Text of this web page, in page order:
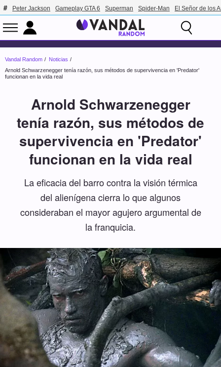
Peter Jackson Gameplay GTA 6 Superman Spider-Man El Señor de los
Vandal Random
Noticias
Arnold Schwarzenegger tenía razón, sus métodos de supervivencia en 'Predator'
funcionan en la vida real
Arnold Schwarzenegger
tenía razón, sus métodos de
supervivencia en 'Predator'
funcionan en la vida real
La eficacia del barro contra la visión térmica
del alienígena cierra lo que algunos
consideraban el mayor agujero argumental de
la franquicia.